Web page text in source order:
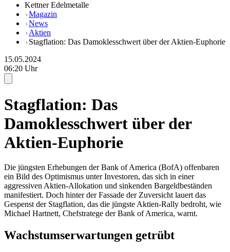
Kettner Edelmetalle
Magazin
News
Aktien
Stagflation: Das Damoklesschwert über der Aktien-Euphorie
15.05.2024
06:20 Uhr
Stagflation: Das
Damoklesschwert über der
Aktien-Euphorie
Die jüngsten Erhebungen der Bank of America (BofA) offenbaren
ein Bild des Optimismus unter Investoren, das sich in einer
aggressiven Aktien-Allokation und sinkenden Bargeldbeständen
manifestiert. Doch hinter der Fassade der Zuversicht lauert das
Gespenst der Stagflation, das die jüngste Aktien-Rally bedroht, wie
Michael Hartnett, Chefstratege der Bank of America, warnt.
Wachstumserwartungen getrübt